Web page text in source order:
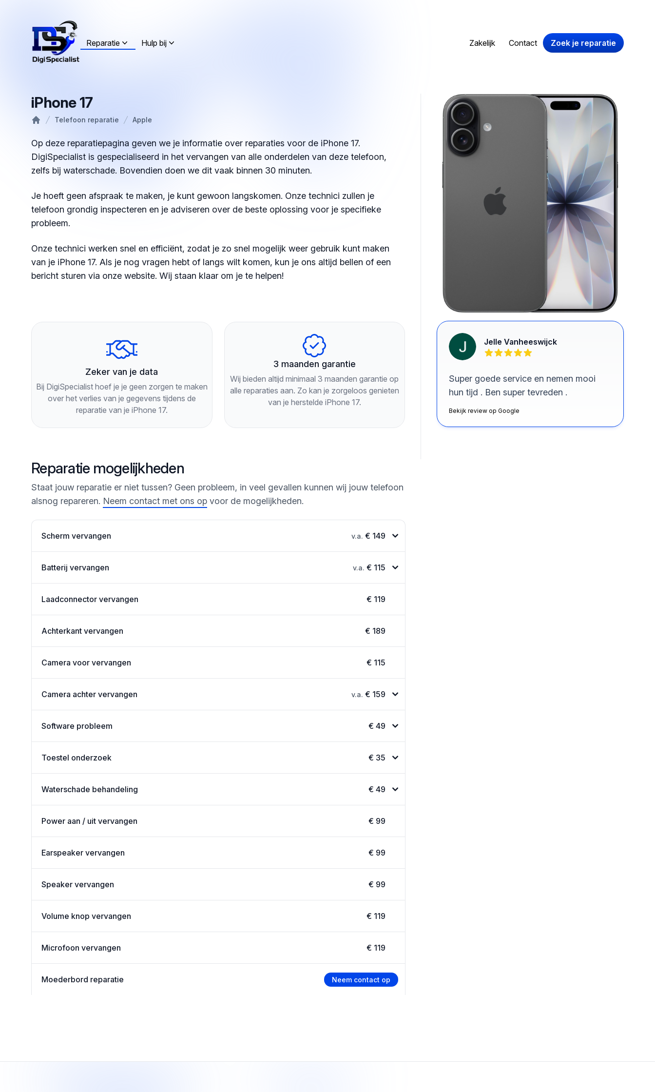
Reparatie Hulp bij Zakelijk Contact Zoek je reparatie
iPhone 17
Telefoon reparatie Apple
Bekijk review op Google
Super goede service en nemen mooi
hun tijd . Ben super tevreden .
Jelle Vanheeswijck
Op deze reparatiepagina geven we je informatie over reparaties voor de iPhone 17.
DigiSpecialist is gespecialiseerd in het vervangen van alle onderdelen van deze telefoon,
zelfs bij waterschade. Bovendien doen we dit vaak binnen 30 minuten.
Je hoeft geen afspraak te maken, je kunt gewoon langskomen. Onze technici zullen je
telefoon grondig inspecteren en je adviseren over de beste oplossing voor je specifieke
probleem.
Onze technici werken snel en efficiënt, zodat je zo snel mogelijk weer gebruik kunt maken
van je iPhone 17. Als je nog vragen hebt of langs wilt komen, kun je ons altijd bellen of een
bericht sturen via onze website. Wij staan klaar om je te helpen!
Zeker van je data
Bij DigiSpecialist hoef je je geen zorgen te maken
over het verlies van je gegevens tijdens de
reparatie van je iPhone 17.
3 maanden garantie
Wij bieden altijd minimaal 3 maanden garantie op
alle reparaties aan. Zo kan je zorgeloos genieten
van je herstelde iPhone 17.
Reparatie mogelijkheden
Staat jouw reparatie er niet tussen? Geen probleem, in veel gevallen kunnen wij jouw telefoon
alsnog repareren. Neem contact met ons op voor de mogelijkheden.
Scherm vervangen v.a. € 149
Batterij vervangen v.a. € 115
Laadconnector vervangen € 119
Achterkant vervangen € 189
Camera voor vervangen € 115
Camera achter vervangen v.a. € 159
Software probleem € 49
Toestel onderzoek € 35
Waterschade behandeling € 49
Power aan / uit vervangen € 99
Earspeaker vervangen € 99
Speaker vervangen € 99
Volume knop vervangen € 119
Microfoon vervangen € 119
Moederbord reparatie Neem contact op